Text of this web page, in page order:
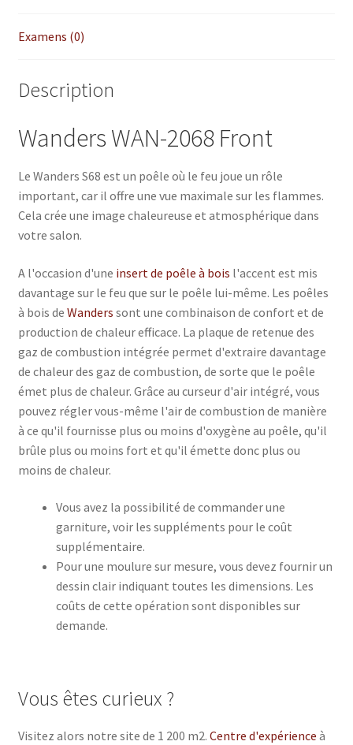
Examens (0)
Description
Wanders WAN-2068 Front
Le Wanders S68 est un poêle où le feu joue un rôle
important, car il offre une vue maximale sur les flammes.
Cela crée une image chaleureuse et atmosphérique dans
votre salon.
A l'occasion d'une insert de poêle à bois l'accent est mis
davantage sur le feu que sur le poêle lui-même. Les poêles
à bois de Wanders sont une combinaison de confort et de
production de chaleur efficace. La plaque de retenue des
gaz de combustion intégrée permet d'extraire davantage
de chaleur des gaz de combustion, de sorte que le poêle
émet plus de chaleur. Grâce au curseur d'air intégré, vous
pouvez régler vous-même l'air de combustion de manière
à ce qu'il fournisse plus ou moins d'oxygène au poêle, qu'il
brûle plus ou moins fort et qu'il émette donc plus ou
moins de chaleur.
Vous avez la possibilité de commander une
garniture, voir les suppléments pour le coût
supplémentaire.
Pour une moulure sur mesure, vous devez fournir un
dessin clair indiquant toutes les dimensions. Les
coûts de cette opération sont disponibles sur
demande.
Vous êtes curieux ?
Visitez alors notre site de 1 200 m2. Centre d'expérience à